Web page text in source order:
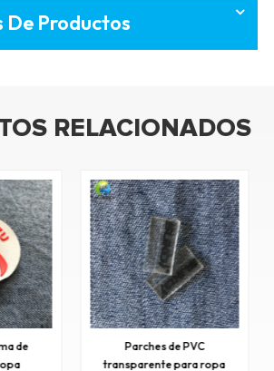
Productos
RELACIONADOS
ropa
Parches de silicona para
prendas de vestir